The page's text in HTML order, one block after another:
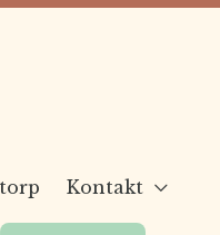
Kontakt